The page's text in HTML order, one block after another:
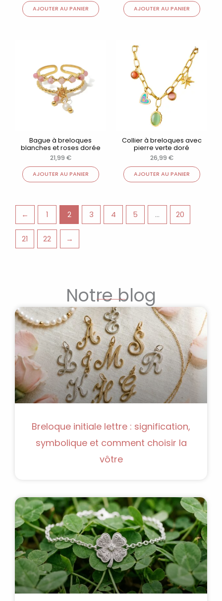
AJOUTER AU PANIER AJOUTER AU PANIER
Bague à breloques
blanches et roses dorée
21,99 €
AJOUTER AU PANIER
Collier à breloques avec
pierre verte doré
26,99 €
AJOUTER AU PANIER
← 1 2 3 4 5 … 20
21 22 →
Notre blog
Breloque initiale lettre : signification,
symbolique et comment choisir la
vôtre